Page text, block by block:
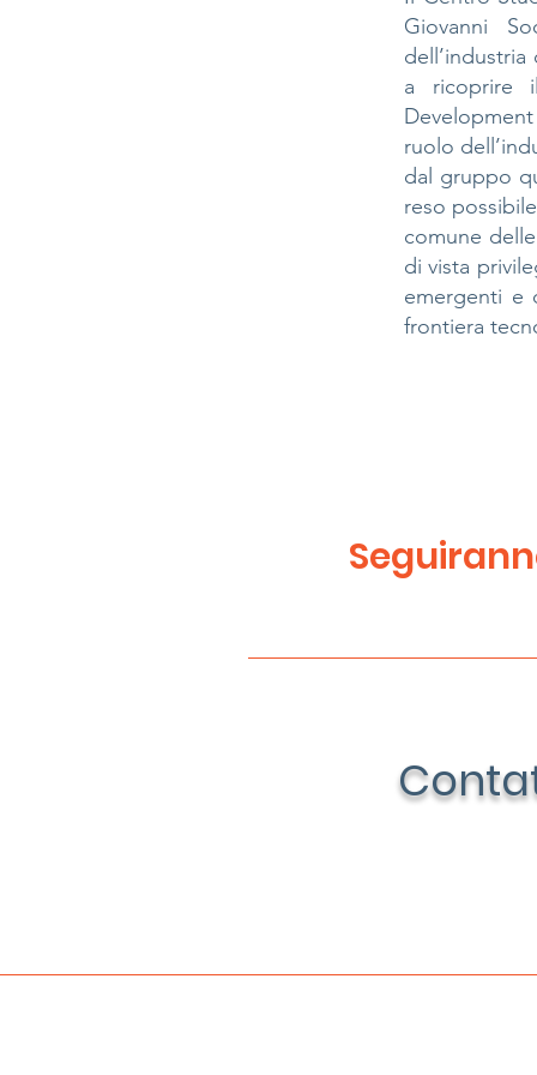
Giovanni
a ricoprire
ruolo
dal gruppo
reso
comune
di vista
emergenti e
frontiera